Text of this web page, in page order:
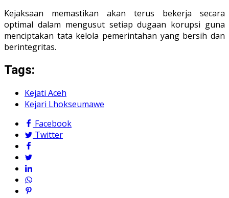
Kejaksaan memastikan akan terus bekerja secara
optimal dalam mengusut setiap dugaan korupsi guna
menciptakan tata kelola pemerintahan yang bersih dan
berintegritas.
Tags:
Kejati Aceh
Kejari Lhokseumawe
Facebook
Twitter